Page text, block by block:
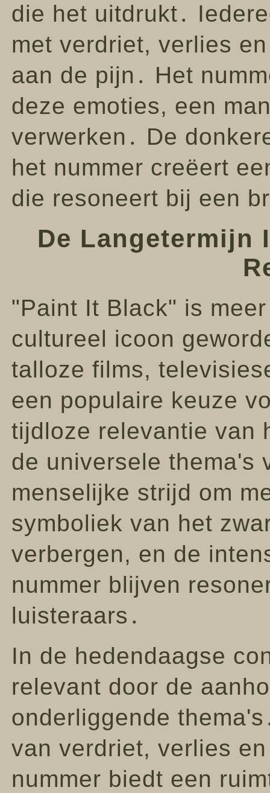
die het uitdrukt․
met verdriet, verlies
aan de pijn․ Het
deze emoties, een
verwerken․ De
het nummer creëert
die resoneert bij een
De Langetermijn
"Paint It Black" is
cultureel icoon
talloze films,
een populaire keuze
tijdloze relevantie van
de universele thema's
menselijke strijd om
symboliek van het
verbergen, en de
nummer blijven
luisteraars․
In de hedendaagse
relevant door de
onderliggende
van verdriet, verlies
nummer biedt een